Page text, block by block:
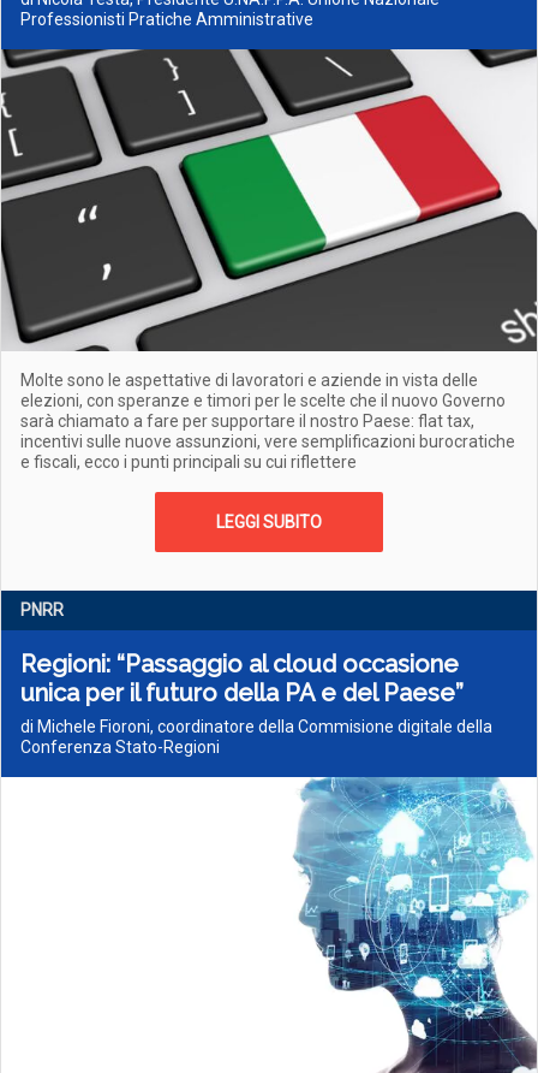
Professionisti Pratiche Amministrative
Molte sono le aspettative di lavoratori e aziende in vista delle
elezioni, con speranze e timori per le scelte che il nuovo Governo
sarà chiamato a fare per supportare il nostro Paese: flat tax,
incentivi sulle nuove assunzioni, vere semplificazioni burocratiche
e fiscali, ecco i punti principali su cui riflettere
LEGGI SUBITO
PNRR
Regioni: “Passaggio al cloud occasione
unica per il futuro della PA e del Paese”
di Michele Fioroni, coordinatore della Commisione digitale della
Conferenza Stato-Regioni